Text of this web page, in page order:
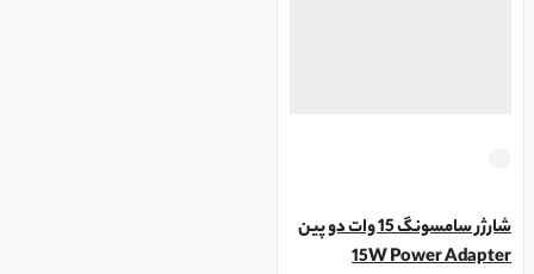
شارژر سامسونگ 15 وات دو پین
15W Power Adapter